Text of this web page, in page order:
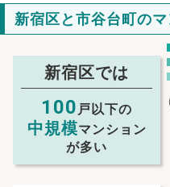
新宿区と市谷台町の
新宿区では
100 戸以下の
中規模マンション
が多い